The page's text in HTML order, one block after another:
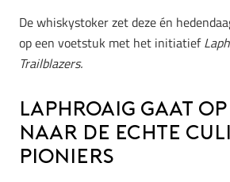
De whiskystoker zet deze én
op een voetstuk met het initiatief
Trailblazers.
Laphroaig gaat op
naar de echte
pioniers